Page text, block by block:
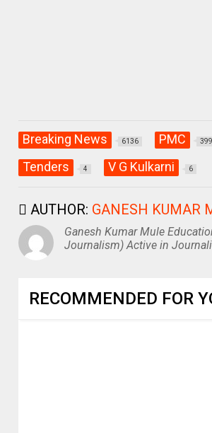
Breaking News 6136 PMC
Tenders 4 V G Kulkarni 6
AUTHOR: GANESH KUMAR
Ganesh Kumar Mule
Journalism) Active in
RECOMMENDED FOR